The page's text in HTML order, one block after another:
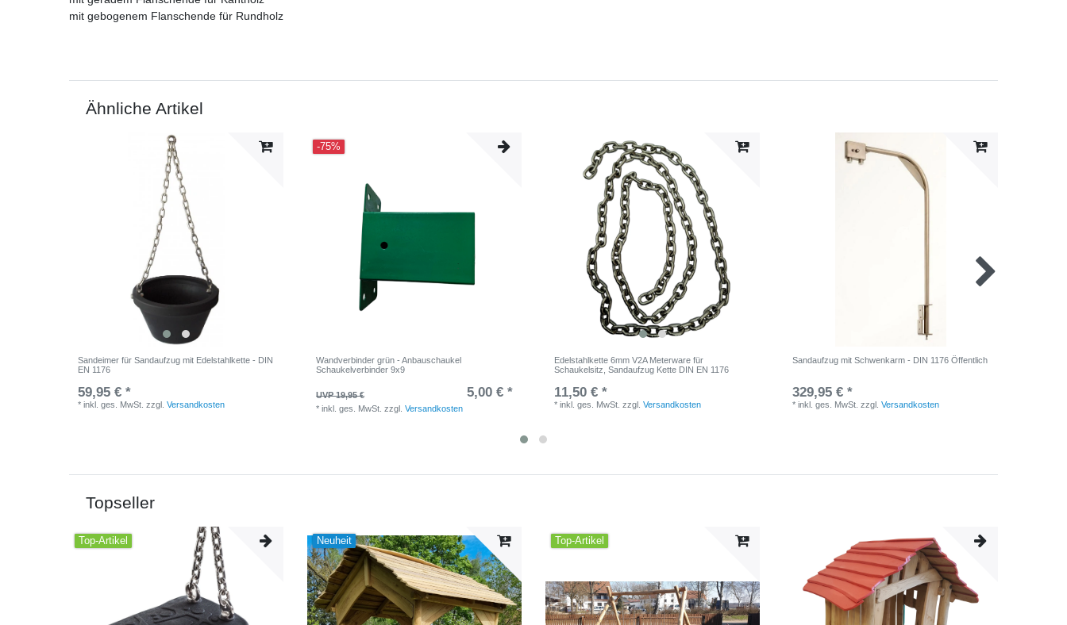
mit gebogenem Flanschende für Rundholz
Ähnliche Artikel
Sandeimer für Sandaufzug mit Edelstahlkette - DIN
EN 1176
59,95 € *
*inkl. ges. MwSt. zzgl.Versandkosten
-75%
Wandverbinder grün - Anbauschaukel
Schaukelverbinder 9x9
UVP 19,95 € 5,00 € *
*inkl. ges. MwSt. zzgl.Versandkosten
Edelstahlkette 6mm V2A Meterware für
Schaukelsitz, Sandaufzug Kette DIN EN 1176
11,50 € *
*inkl. ges. MwSt. zzgl.Versandkosten
Sandaufzug mit Schwenkarm - DIN 1176 Öffentlich
329,95 € *
*inkl. ges. MwSt. zzgl.Versandkosten
Topseller
Top-Artikel Neuheit Top-Artikel